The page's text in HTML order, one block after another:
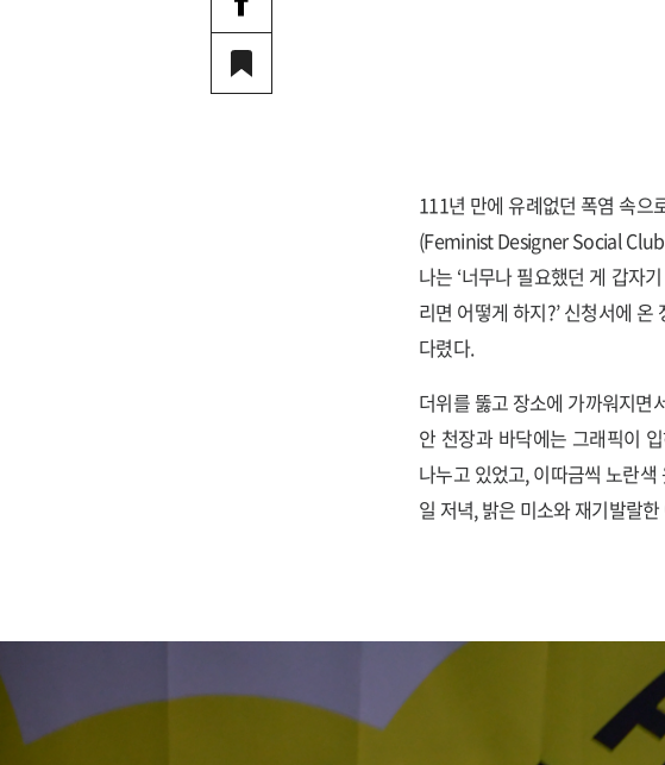
111년 만에 유례없던 폭염 속으
(Feminist Designer Social
나는 ‘너무나 필요했던 게 갑자
리면 어떻게 하지?’ 신청서에
다렸다.
더위를 뚫고 장소에 가까워지면
안 천장과 바닥에는 그래픽이
나누고 있었고, 이따금씩 노란
일 저녁, 밝은 미소와 재기발랄